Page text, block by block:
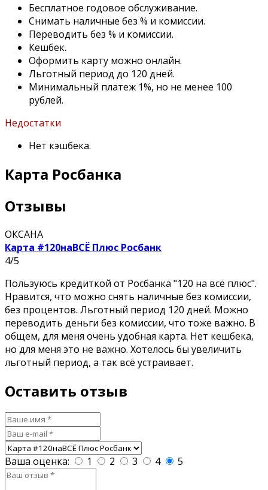
Бесплатное годовое обслуживание.
Снимать наличные без % и комиссии.
Переводить без % и комиссии.
Кешбек.
Оформить карту можно онлайн.
Льготный период до 120 дней.
Минимальный платеж 1%, но не менее 100
рублей.
Недостатки
Нет кэшбека.
Карта Росбанка
Отзывы
ОКСАНА
Карта #120наВСЁ Плюс Росбанк
4/5
Пользуюсь кредиткой от Росбанка "120 на всё плюс".
Нравится, что можно снять наличные без комиссии,
без процентов. Льготный период 120 дней. Можно
переводить деньги без комиссии, что тоже важно. В
общем, для меня очень удобная карта. Нет кешбека,
но для меня это не важно. Хотелось бы увеличить
льготный период, а так всё устраивает.
Оставить отзыв
Ваша оценка: 1 2 3 4 5